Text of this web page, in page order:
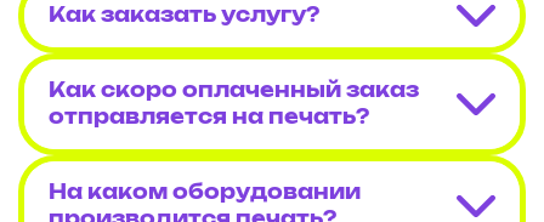
Как заказать услугу?
Как скоро оплаченный заказ
отправляется на печать?
На каком оборудовании